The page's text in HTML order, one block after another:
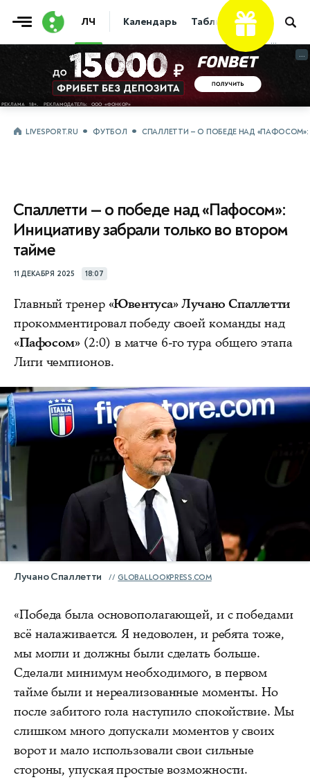
ЛЧ Календарь Таблица Прогнозы
...
...
LIVESPORT.RU ФУТБОЛ СПАЛЛЕТТИ — О ПОБЕДЕ НАД
Спаллетти — о победе над «Пафосом»:
Инициативу забрали только во втором
тайме
11 ДЕКАБРЯ 2025 18:07
Главный тренер «Ювентуса» Лучано Спаллетти
прокомментировал победу своей команды над
«Пафосом»(2:0) в матче 6-го тура общего этапа
Лиги чемпионов.
Лучано Спаллетти GLOBALLOOKPRESS.COM
«Победа была основополагающей, и с победами
всё налаживается. Я недоволен, и ребята тоже,
мы могли и должны были сделать больше.
Сделали минимум необходимого, в первом
тайме были и нереализованные моменты. Но
после забитого гола наступило спокойствие. Мы
слишком много допускали моментов у своих
ворот и мало использовали свои сильные
стороны, упуская простые возможности.